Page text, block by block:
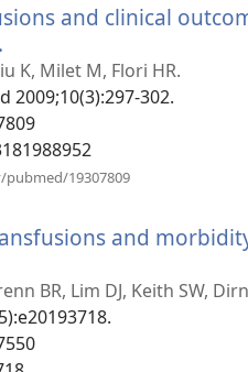
and clinical
nyt
vindue)
K, Milet M, Flori HR.
2009;10(3):297-302.
19307809
and
BR, Lim DJ, Keith SW,